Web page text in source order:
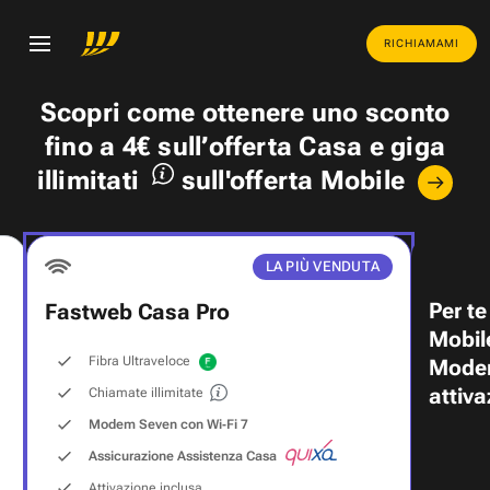
RICHIAMAMI
Scopri come ottenere uno sconto
fino a 4€ sull’offerta Casa egiga
illimitati
sull'offerta Mobile
LA PIÙ VENDUTA
Fastweb Casa Pro
Fibra Ultraveloce
Chiamate illimitate
Modem Seven con Wi‑Fi 7
Assicurazione Assistenza Casa
Per